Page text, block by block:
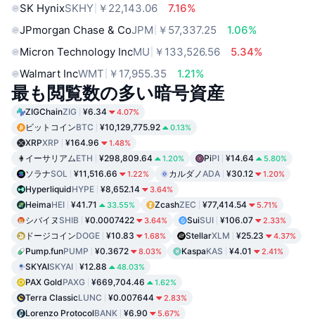
SK HynixSKHY ￥22,143.06
7.16%
JPmorgan Chase & CoJPM ￥57,337.25
1.06%
Micron Technology IncMU ￥133,526.56
5.34%
Walmart IncWMT ￥17,955.35 1.21%
最も閲覧数の多い暗号資産
ZIGChainZIG ¥6.34 4.07%
ビットコインBTC ¥10,129,775.92 0.13%
XRPXRP ¥164.96 1.48%
イーサリアムETH ¥298,809.64 1.20% PiPI ¥14.64 5.80%
ソラナSOL ¥11,516.66 1.22% カルダノADA ¥30.12 1.20%
HyperliquidHYPE ¥8,652.14 3.64%
HeimaHEI ¥41.71 33.55% ZcashZEC ¥77,414.54 5.71%
シバイヌ SHIB ¥0.0007422 3.64% SuiSUI ¥106.07 2.33%
ドージコインDOGE ¥10.83 1.68% StellarXLM ¥25.23 4.37%
Pump.funPUMP ¥0.3672 8.03% KaspaKAS ¥4.01 2.41%
SKYAISKYAI ¥12.88 48.03%
PAX GoldPAXG ¥669,704.46 1.62%
Terra ClassicLUNC ¥0.007644 2.83%
Lorenzo ProtocolBANK ¥6.90 5.67%